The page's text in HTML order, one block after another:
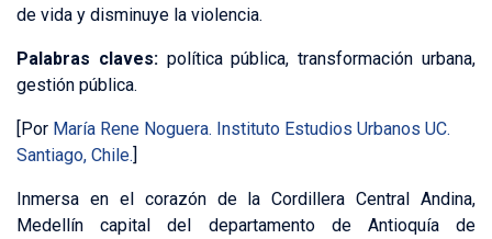
de vida y disminuye la violencia.
Palabras claves:política pública, transformación urbana,
gestión pública.
[Por María Rene Noguera. Instituto Estudios Urbanos UC.
Santiago, Chile.]
Inmersa en el corazón de la Cordillera Central Andina,
Medellín capital del departamento de Antioquía de